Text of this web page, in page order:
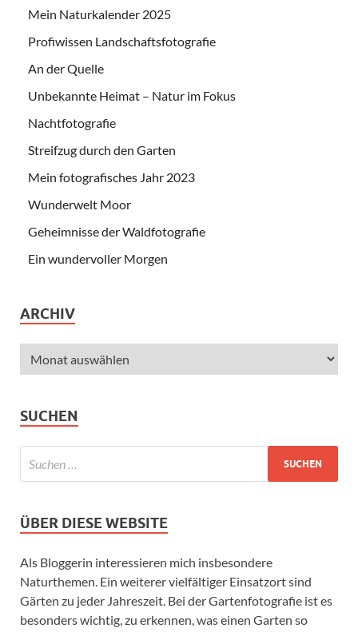
Mein Naturkalender 2025
Profiwissen Landschaftsfotografie
An der Quelle
Unbekannte Heimat – Natur im Fokus
Nachtfotografie
Streifzug durch den Garten
Mein fotografisches Jahr 2023
Wunderwelt Moor
Geheimnisse der Waldfotografie
Ein wundervoller Morgen
ARCHIV
SUCHEN
ÜBER DIESE WEBSITE
Als Bloggerin interessieren mich insbesondere
Naturthemen. Ein weiterer vielfältiger Einsatzort sind
Gärten zu jeder Jahreszeit. Bei der Gartenfotografie ist es
besonders wichtig, zu erkennen, was einen Garten so